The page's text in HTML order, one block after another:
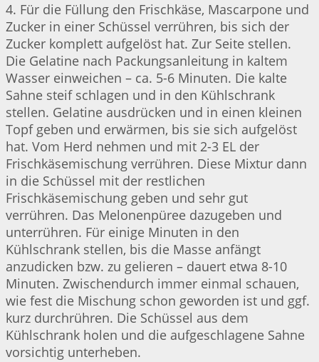
4. Für die Füllung den Frischkäse, Mascarpone und
Zucker in einer Schüssel verrühren, bis sich der
Zucker komplett aufgelöst hat. Zur Seite stellen.
Die Gelatine nach Packungsanleitung in kaltem
Wasser einweichen – ca. 5-6 Minuten. Die kalte
Sahne steif schlagen und in den Kühlschrank
stellen. Gelatine ausdrücken und in einen kleinen
Topf geben und erwärmen, bis sie sich aufgelöst
hat. Vom Herd nehmen und mit 2-3 EL der
Frischkäsemischung verrühren. Diese Mixtur dann
in die Schüssel mit der restlichen
Frischkäsemischung geben und sehr gut
verrühren. Das Melonenpüree dazugeben und
unterrühren. Für einige Minuten in den
Kühlschrank stellen, bis die Masse anfängt
anzudicken bzw. zu gelieren – dauert etwa 8-10
Minuten. Zwischendurch immer einmal schauen,
wie fest die Mischung schon geworden ist und ggf.
kurz durchrühren. Die Schüssel aus dem
Kühlschrank holen und die aufgeschlagene Sahne
vorsichtig unterheben.